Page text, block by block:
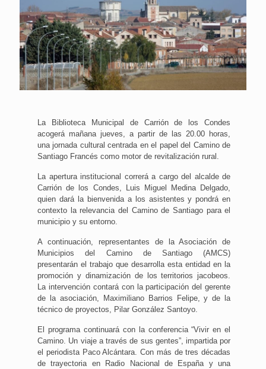
La Biblioteca Municipal de Carrión de los Condes
acogerá mañana jueves, a partir de las 20.00 horas,
una jornada cultural centrada en el papel del Camino de
Santiago Francés como motor de revitalización rural.
La apertura institucional correrá a cargo del alcalde de
Carrión de los Condes, Luis Miguel Medina Delgado,
quien dará la bienvenida a los asistentes y pondrá en
contexto la relevancia del Camino de Santiago para el
municipio y su entorno.
A continuación, representantes de la Asociación de
Municipios del Camino de Santiago (AMCS)
presentarán el trabajo que desarrolla esta entidad en la
promoción y dinamización de los territorios jacobeos.
La intervención contará con la participación del gerente
de la asociación, Maximiliano Barrios Felipe, y de la
técnico de proyectos, Pilar González Santoyo.
El programa continuará con la conferencia “Vivir en el
Camino. Un viaje a través de sus gentes”, impartida por
el periodista Paco Alcántara. Con más de tres décadas
de trayectoria en Radio Nacional de España y una